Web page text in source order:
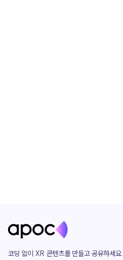
코딩 없이 XR 콘텐츠를 만들고 공유하세요.